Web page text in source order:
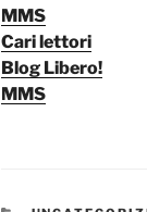
MMS
Cari lettori
Blog Libero!
MMS